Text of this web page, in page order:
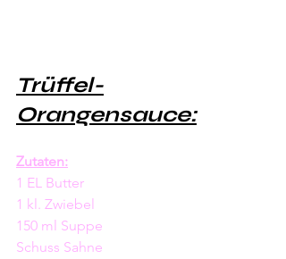
Trüffel-
Orangensauce:
Zutaten:
1 EL Butter
1 kl. Zwiebel
150 ml Suppe
Schuss Sahne